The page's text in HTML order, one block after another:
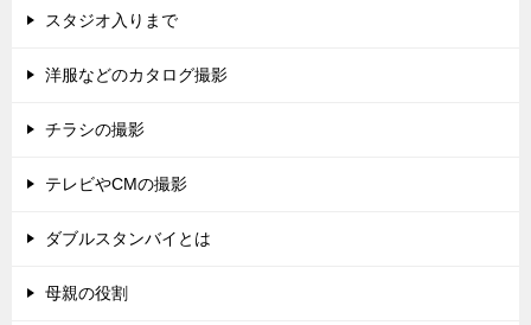
スタジオ入りまで
洋服などのカタログ撮影
チラシの撮影
テレビやCMの撮影
ダブルスタンバイとは
母親の役割